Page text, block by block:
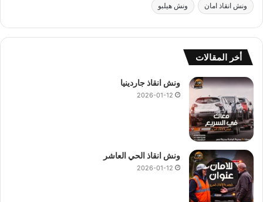
ونش انقاذ امان ونش هيلبو
أخر المقالات
ونش انقاذ جاردينيا
2026-01-12
ونش انقاذ الحي العاشر
2026-01-12